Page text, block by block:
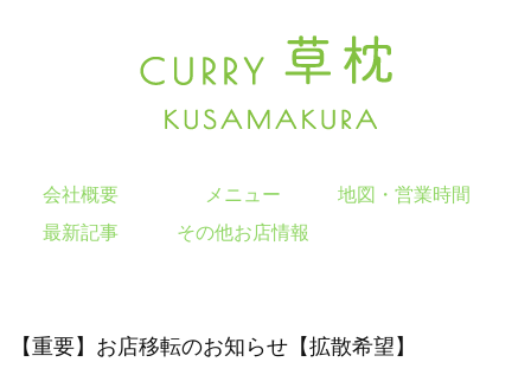
会社概要 メニュー
地図・営業時間
最新記事
その他お店情報
【重要】お店移転のお知らせ【拡散希望】